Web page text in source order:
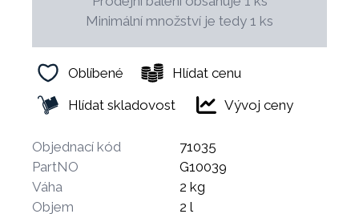
Minimální množství je tedy 1 ks
Oblíbené
Hlídat cenu
Hlídat skladovost
Vývoj ceny
Objednací kód
71035
PartNO
G10039
Váha
2 kg
Objem
2 l